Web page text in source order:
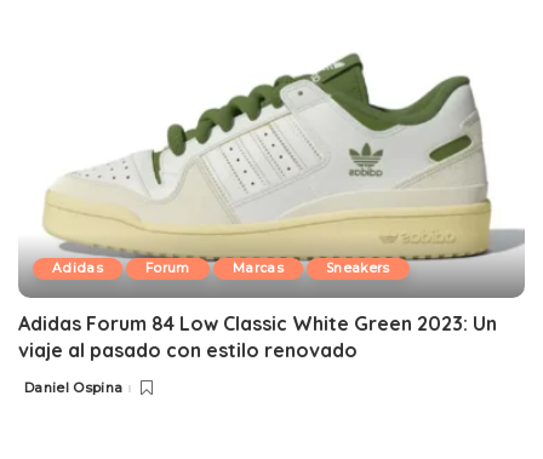
Adidas Forum Marcas Sneakers
Adidas Forum 84 Low Classic White Green 2023: Un
viaje al pasado con estilo renovado
Posted
Daniel Ospina